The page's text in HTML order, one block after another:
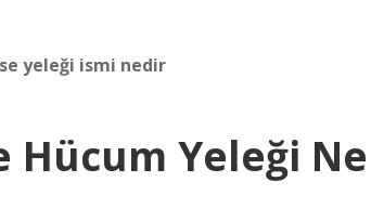
yeleği ismi nedir
Hücum Yeleği